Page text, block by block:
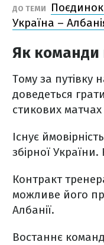
ДО ТЕМИ
Україна –
Як команди
Тому за путівку
доведеться
стикових матчах
Існує
збірної
Контракт
можливе його
Албанії.
Востаннє